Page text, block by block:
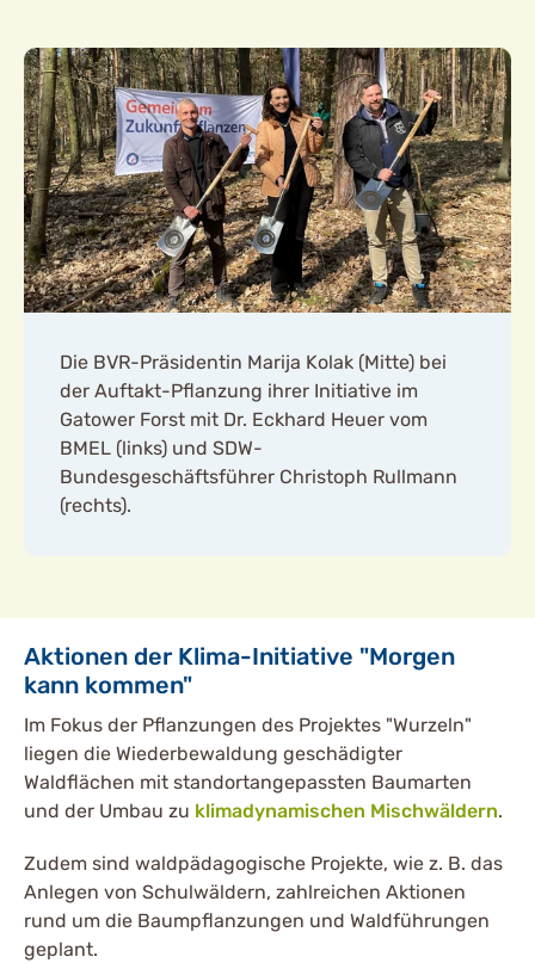
Die BVR-Präsidentin Marija Kolak (Mitte) bei
der Auftakt-Pflanzung ihrer Initiative im
Gatower Forst mit Dr. Eckhard Heuer vom
BMEL (links) und SDW-
Bundesgeschäftsführer Christoph Rullmann
(rechts).
Aktionen der Klima-Initiative "Morgen
kann kommen"
Im Fokus der Pflanzungen des Projektes "Wurzeln"
liegen die Wiederbewaldung geschädigter
Waldflächen mit standortangepassten Baumarten
und der Umbau zu klimadynamischen Mischwäldern.
Zudem sind waldpädagogische Projekte, wie z. B. das
Anlegen von Schulwäldern, zahlreichen Aktionen
rund um die Baumpflanzungen und Waldführungen
geplant.